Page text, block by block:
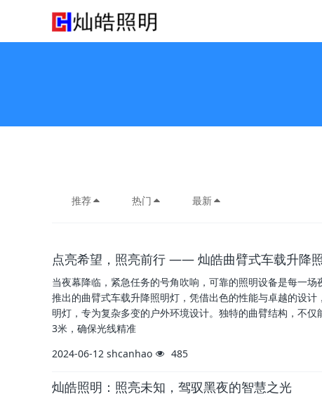
推荐 热门 最新
点亮希望，照亮前行 —— 灿皓曲臂式车载升降
当夜幕降临，紧急任务的号角吹响，可靠的照明设备是每一
推出的曲臂式车载升降照明灯，凭借出色的性能与卓越的设
明灯，专为复杂多变的户外环境设计。独特的曲臂结构，不
3米，确保光线精准
2024-06-12 shcanhao 485
灿皓照明：照亮未知，驾驭黑夜的智慧之光